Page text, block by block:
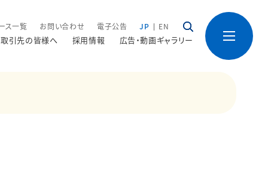
ス一覧 お問い合わせ 電子公告 JP EN
取引先の皆様へ 採用情報 広告・動画ギャラリー